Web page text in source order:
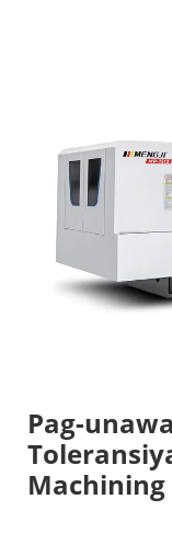
Pag-
Machining